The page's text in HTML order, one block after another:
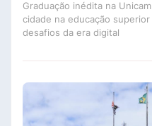
Graduação inédita na
cidade na educação
desafios da era digital